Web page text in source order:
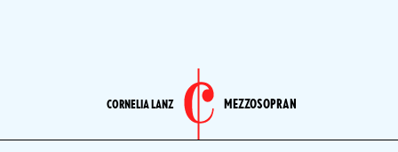
CORNELIA LANZ MEZZOSOPRAN